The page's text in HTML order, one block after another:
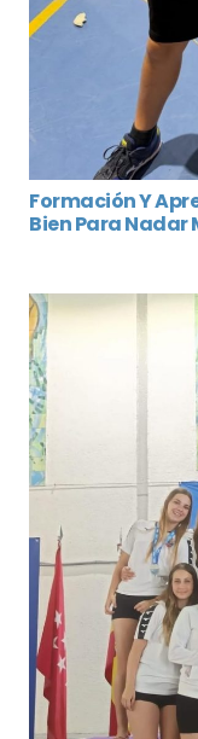
Formación Y
Bien Para Nadar